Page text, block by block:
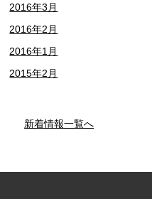
2016年3月
2016年2月
2016年1月
2015年2月
新着情報一覧へ